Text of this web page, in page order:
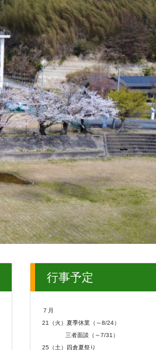
行事予定
７月
21（火）夏季休業（～8/24）
三者面談（～7/31）
25（土）四倉夏祭り